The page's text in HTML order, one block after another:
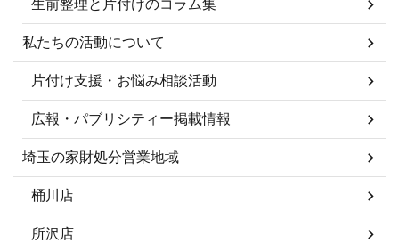
生前整理と片付けのコラム集
私たちの活動について
片付け支援・お悩み相談活動
広報・パブリシティー掲載情報
埼玉の家財処分営業地域
桶川店
所沢店